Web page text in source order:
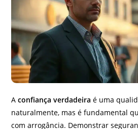
Aconfiança verdadeira é uma
naturalmente, mas é fundamental
com arrogância. Demonstrar